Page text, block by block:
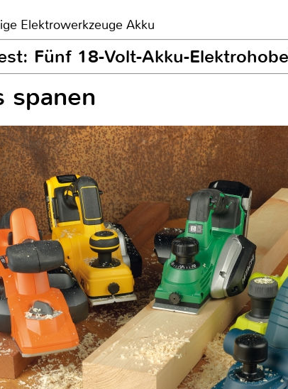
Elektrowerkzeuge Akku
Fünf 18-Volt-Akku-
spanen